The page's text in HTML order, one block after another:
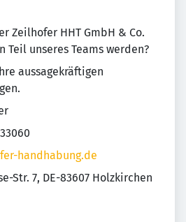
Zeilhofer HHT GmbH & Co.
Teil unseres Teams werden?
aussagekräftigen
handhabung.de
Str. 7, DE-83607 Holzkirchen